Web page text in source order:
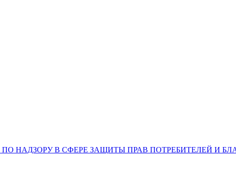
НАДЗОРУ В СФЕРЕ ЗАЩИТЫ ПРАВ ПОТРЕБИТЕЛЕЙ И